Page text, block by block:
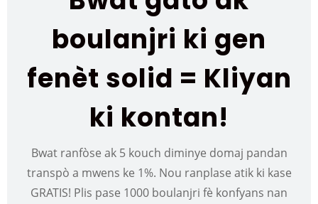
boulanjri ki gen
fenèt solid = Kliyan
ki kontan!
Bwat ranfòse ak 5 kouch diminye domaj pandan
transpò a mwens ke 1%. Nou ranplase atik ki kase
GRATIS! Plis pase 1000 boulanjri fè konfyans nan